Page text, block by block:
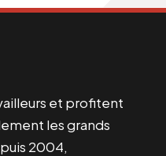
et profitent
les grands
2004,